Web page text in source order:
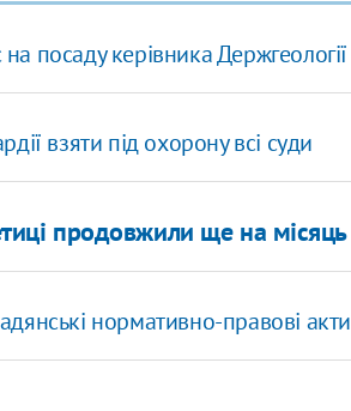
посаду керівника Держгеології
взяти під охорону всі суди
продовжили ще на місяць
нормативно-правові акти